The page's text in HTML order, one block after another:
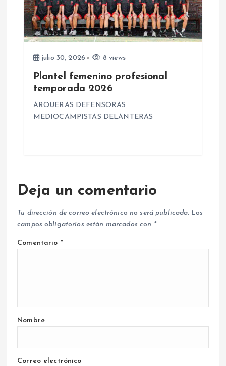
julio 30, 2026 8 views
Plantel femenino profesional
temporada 2026
ARQUERAS DEFENSORAS
MEDIOCAMPISTAS DELANTERAS
Deja un comentario
Tu dirección de correo electrónico no será publicada. Los
campos obligatorios están marcados con *
Comentario *
Nombre
Correo electrónico